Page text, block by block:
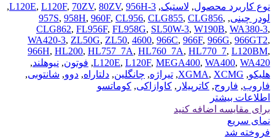
نوع کاربرد محصول, لاستیک,
L120E, L120F, 70ZV, 80ZV, 956H-3
,
لودر چینی,
957S, 958H, 960F, CL956, CLG855, CLG856,
CLG862, FL956F, FL958G, SL50W-3, W190B, WA380-3,
WA420-3, ZL50G, ZL50, 4600, 966C, 966F, 966G, 966GT2,
966H, HL200, HL757_7A, HL760_7A, HL770_7, L120BM,
L120E, L120F, MEGA400, WA400, WA420
, فوتون, نیوهلند,
هلیکو,
XGMA, XCMG
, تیراژه, چانگلین, دلتاراه, دوو, شانتوبی,
فاروب, فاروج, کاترپیلار , کاوازاکی, کوماتسو
اطلاعات بیشتر
برای مقایسه اضافه کنید
نمای سریع
فروخته شد